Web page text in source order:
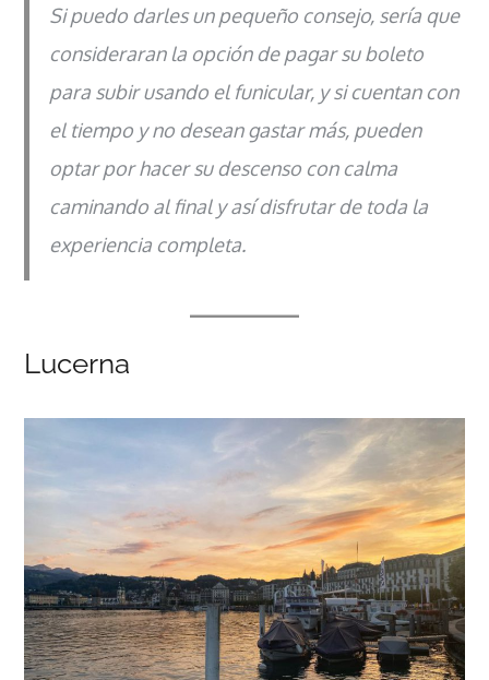
Si puedo darles un pequeño consejo, sería que
consideraran la opción de pagar su boleto
para subir usando el funicular, y si cuentan con
el tiempo y no desean gastar más, pueden
optar por hacer su descenso con calma
caminando al final y así disfrutar de toda la
experiencia completa.
Lucerna